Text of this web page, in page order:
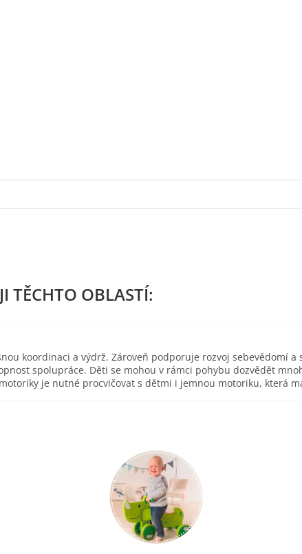
koordinaci a výdrž. Zároveň podporuje rozvoj sebevědomí
spolupráce. Děti se mohou v rámci pohybu dozvědět
je nutné procvičovat s dětmi i jemnou motoriku, která